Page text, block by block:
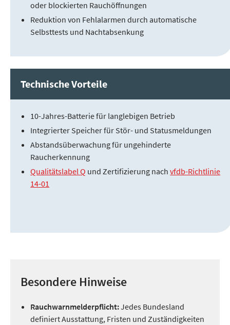
oder blockierten Rauchöffnungen
Reduktion von Fehlalarmen durch automatische
Selbsttests und Nachtabsenkung
Technische Vorteile
10-Jahres-Batterie für langlebigen Betrieb
Integrierter Speicher für Stör- und Statusmeldungen
Abstandsüberwachung für ungehinderte
Raucherkennung
Qualitätslabel Q und Zertifizierung nachvfdb-Richtlinie
14-01
Besondere Hinweise
Rauchwarnmelderpflicht:Jedes Bundesland
definiert Ausstattung, Fristen und Zuständigkeiten